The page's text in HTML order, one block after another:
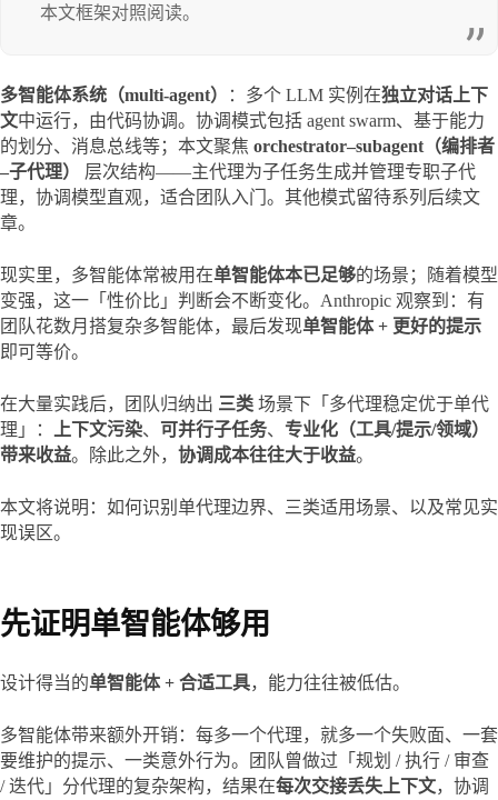
本文框架对照阅读。
多智能体系统（multi-agent） ：多个 LLM 实例在独立对话上下
文中运行，由代码协调。协调模式包括 agent swarm、基于能力
的划分、消息总线等；本文聚焦 orchestrator–subagent（编排者
–子代理）
层次结构——主代理为子任务生成并管理专职子代
理，协调模型直观，适合团队入门。其他模式留待系列后续文
章。
现实里，多智能体常被用在单智能体本已足够的场景；随着模型
变强，这一「性价比」判断会不断变化。Anthropic 观察到：有
团队花数月搭复杂多智能体，最后发现单智能体 + 更好的提示
即可等价。
在大量实践后，团队归纳出 三类 场景下「多代理稳定优于单代
理」：
上下文污染、 可并行子任务、 专业化（工具/提示/领域）
带来收益。除此之外， 协调成本往往大于收益。
本文将说明：如何识别单代理边界、三类适用场景、以及常见实
现误区。
先证明单智能体够用
设计得当的单智能体 + 合适工具，能力往往被低估。
多智能体带来额外开销：每多一个代理，就多一个失败面、一套
要维护的提示、一类意外行为。团队曾做过「规划 / 执行 / 审查
/ 迭代」分代理的复杂架构，结果在每次交接丢失上下文，协调